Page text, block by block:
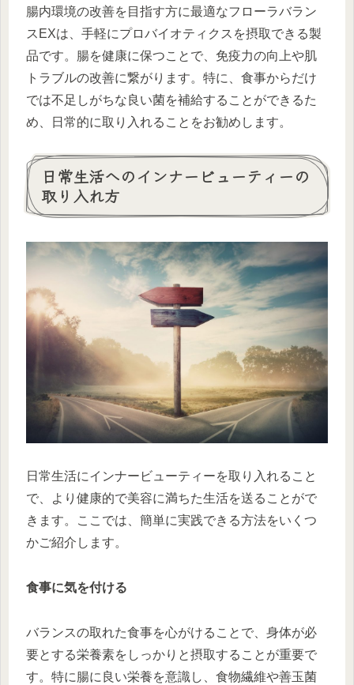
腸内環境の改善を目指す方に最適なフローラバラン
スEXは、手軽にプロバイオティクスを摂取できる製
品です。腸を健康に保つことで、免疫力の向上や肌
トラブルの改善に繋がります。特に、食事からだけ
では不足しがちな良い菌を補給することができるた
め、日常的に取り入れることをお勧めします。
日常生活へのインナービューティーの
取り入れ方
日常生活にインナービューティーを取り入れること
で、より健康的で美容に満ちた生活を送ることがで
きます。ここでは、簡単に実践できる方法をいくつ
かご紹介します。
食事に気を付ける
バランスの取れた食事を心がけることで、身体が必
要とする栄養素をしっかりと摂取することが重要で
す。特に腸に良い栄養を意識し、食物繊維や善玉菌